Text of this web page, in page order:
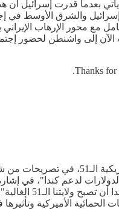
بعدما قدرت إسرائيل أن
إسرائيل والشرق
مع محور الإرهاب
الآن إلى واشنطن
Thanks for
جدد الرئيس الأمريكي، دونالد
لدعم كندا"، في
كندا موجودة
الأميركية وتأثيرها